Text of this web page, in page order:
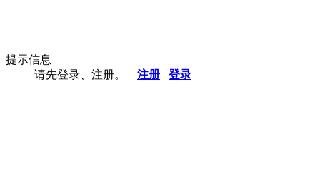
提示信息
请先登录、注册。 注册 登录